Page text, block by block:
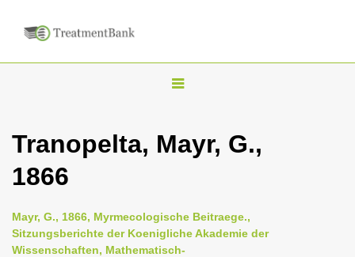
T
g
n
a
Tranopelta, Mayr, G.,
1866
Mayr, G., 1866, Myrmecologische Beitraege.,
Sitzungsberichte der Koenigliche Akademie der
Wissenschaften, Mathematisch-